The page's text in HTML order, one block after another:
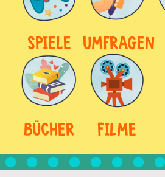
SPIELE UMFRAGEN
BÜCHER FILME